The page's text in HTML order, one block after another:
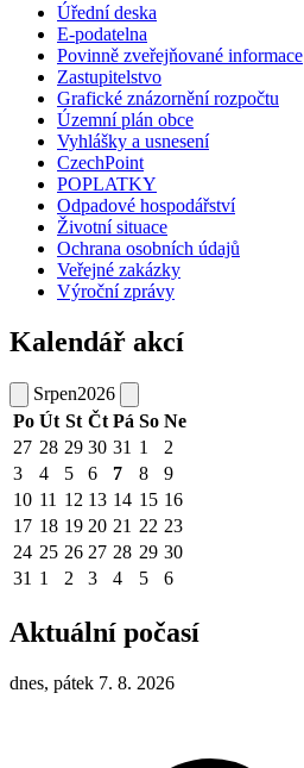
Úřední deska
E-podatelna
Povinně zveřejňované informace
Zastupitelstvo
Grafické znázornění rozpočtu
Územní plán obce
Vyhlášky a usnesení
CzechPoint
POPLATKY
Odpadové hospodářství
Životní situace
Ochrana osobních údajů
Veřejné zakázky
Výroční zprávy
Kalendář akcí
Srpen2026
Po Út St Čt Pá So Ne
27 28 29 30 31 1
2
3
4 5 6 7 8
9
10 11 12 13 14 15 16
17 18 19 20 21 22 23
24 25 26 27 28 29 30
31 1 2 3 4 5 6
Aktuální počasí
dnes, pátek 7. 8. 2026